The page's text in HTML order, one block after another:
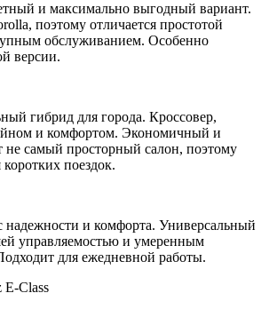
и максимально выгодный вариант.
поэтому отличается простотой
обслуживанием. Особенно
версии.
гибрид для города. Кроссовер,
и комфортом. Экономичный и
самый просторный салон, поэтому
поездок.
надежности и комфорта. Универсальный
управляемостью и умеренным
для ежедневной работы.
E-Class